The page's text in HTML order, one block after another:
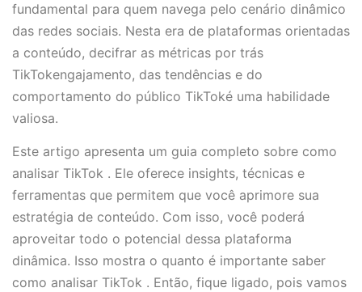
fundamental para quem navega pelo cenário dinâmico
das redes sociais. Nesta era de plataformas orientadas
a conteúdo, decifrar as métricas por trás
TikTokengajamento, das tendências e do
comportamento do público TikToké uma habilidade
valiosa.
Este artigo apresenta um guia completo sobre como
analisar TikTok . Ele oferece insights, técnicas e
ferramentas que permitem que você aprimore sua
estratégia de conteúdo. Com isso, você poderá
aproveitar todo o potencial dessa plataforma
dinâmica. Isso mostra o quanto é importante saber
como analisar TikTok . Então, fique ligado, pois vamos